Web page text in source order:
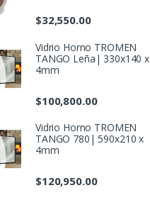
$32,550.00
Vidrio Horno TROMEN
TANGO Leña| 330x140 x
4mm
$100,800.00
Vidrio Horno TROMEN
TANGO 780| 590x210 x
4mm
$120,950.00